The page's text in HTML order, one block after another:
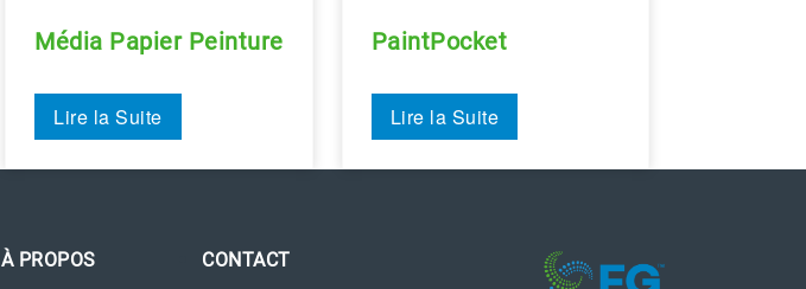
Média Papier Peinture
Lire la Suite
PaintPocket
Lire la Suite
À PROPOS CONTACT